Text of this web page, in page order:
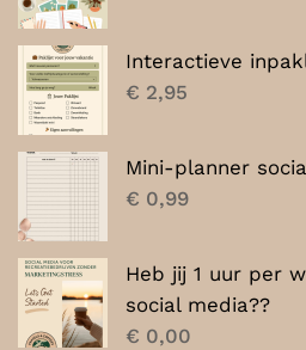
Interactieve
€ 2,95
Mini-planner
€ 0,99
Heb jij 1 uur per
social media??
€ 0,00